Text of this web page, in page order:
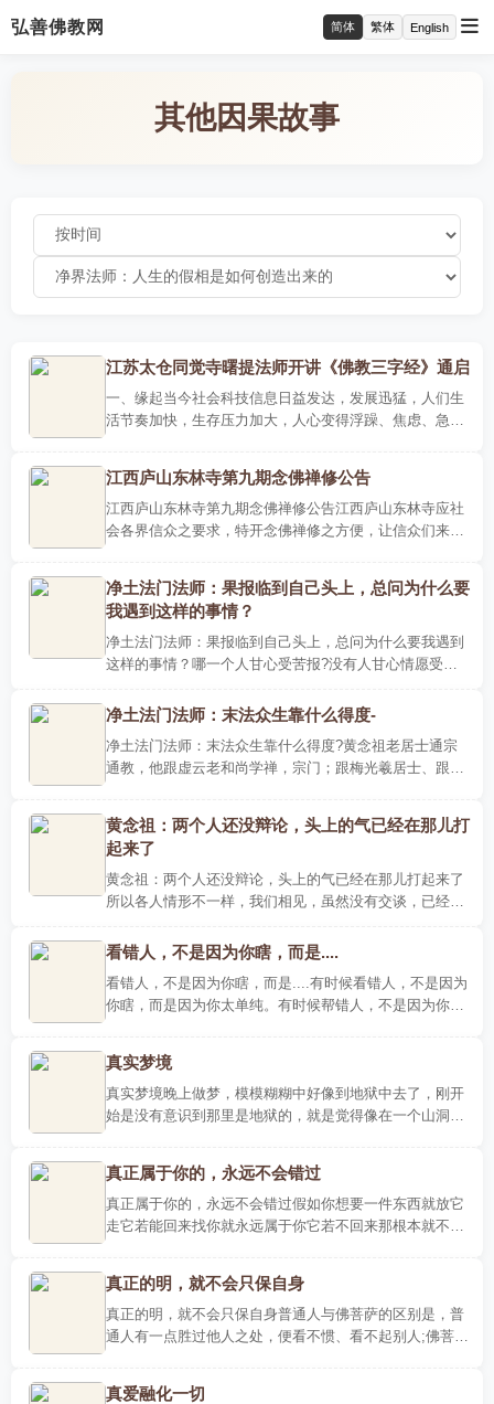
弘善佛教网 简体 繁体 English
其他因果故事
江苏太仓同觉寺曙提法师开讲《佛教三字经》通启
一、缘起当今社会科技信息日益发达，发展迅猛，人们生
活节奏加快，生存压力加大，人心变得浮躁、焦虑、急功
何安心呢？..
江西庐山东林寺第九期念佛禅修公告
江西庐山东林寺第九期念佛禅修公告江西庐山东林寺应社
会各界信众之要求，特开念佛禅修之方便，让信众们来东
利益。第九..
净土法门法师：果报临到自己头上，总问为什么要
我遇到这样的事情？
净土法门法师：果报临到自己头上，总问为什么要我遇到
这样的事情？哪一个人甘心受苦报?没有人甘心情愿受苦
上，头一个现..
净土法门法师：末法众生靠什么得度-
净土法门法师：末法众生靠什么得度?黄念祖老居士通宗
通教，他跟虚云老和尚学禅，宗门；跟梅光羲居士、跟夏
黄念祖：两个人还没辩论，头上的气已经在那儿打
起来了
黄念祖：两个人还没辩论，头上的气已经在那儿打起来了
所以各人情形不一样，我们相见，虽然没有交谈，已经可
书，在外国..
看错人，不是因为你瞎，而是....
看错人，不是因为你瞎，而是....有时候看错人，不是因为
你瞎，而是因为你太单纯。有时候帮错人，不是因为你
而是因为你..
真实梦境
真实梦境晚上做梦，模模糊糊中好像到地狱中去了，刚开
始是没有意识到那里是地狱的，就是觉得像在一个山洞里
真正属于你的，永远不会错过
真正属于你的，永远不会错过假如你想要一件东西就放它
走它若能回来找你就永远属于你它若不回来那根本就不是
真正的明，就不会只保自身
真正的明，就不会只保自身普通人与佛菩萨的区别是，普
通人有一点胜过他人之处，便看不惯、看不起别人;佛菩萨
真爱融化一切